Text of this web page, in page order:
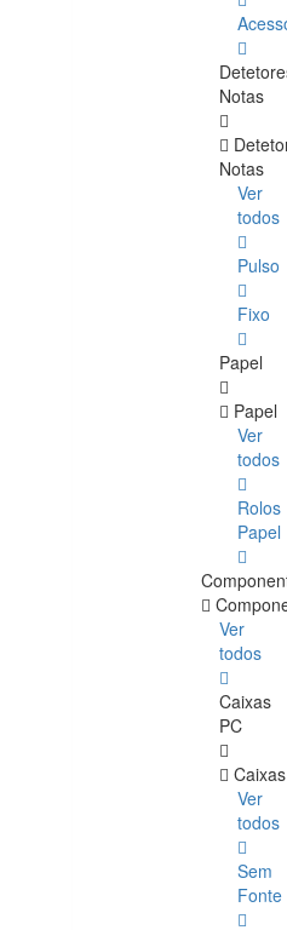
Notas
Notas
Ver
todos
Pulso
Fixo
Papel
Papel
Ver
todos
Rolos
Papel
Ver
todos
Caixas
PC
Ver
todos
Sem
Fonte